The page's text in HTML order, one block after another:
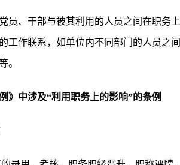
员、干部与被其利用的人员之间在职务
工作联系，如单位内不同部门的人员之
。
》中涉及“利用职务上的影响”的条例